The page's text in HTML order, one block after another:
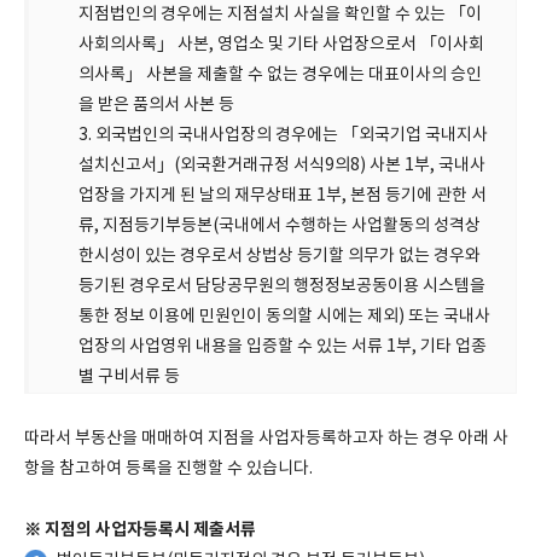
지점법인의 경우에는 지점설치 사실을 확인할 수 있는 「이
사회의사록」 사본, 영업소 및 기타 사업장으로서 「이사회
의사록」 사본을 제출할 수 없는 경우에는 대표이사의 승인
을 받은 품의서 사본 등
3. 외국법인의 국내사업장의 경우에는 「외국기업 국내지사
설치신고서」(외국환거래규정 서식9의8) 사본 1부, 국내사
업장을 가지게 된 날의 재무상태표 1부, 본점 등기에 관한 서
류, 지점등기부등본(국내에서 수행하는 사업활동의 성격상
한시성이 있는 경우로서 상법상 등기할 의무가 없는 경우와
등기된 경우로서 담당공무원의 행정정보공동이용 시스템을
통한 정보 이용에 민원인이 동의할 시에는 제외) 또는 국내사
업장의 사업영위 내용을 입증할 수 있는 서류 1부, 기타 업종
별 구비서류 등
따라서 부동산을 매매하여 지점을 사업자등록하고자 하는 경우 아래 사
항을 참고하여 등록을 진행할 수 있습니다.
※ 지점의 사업자등록시 제출서류